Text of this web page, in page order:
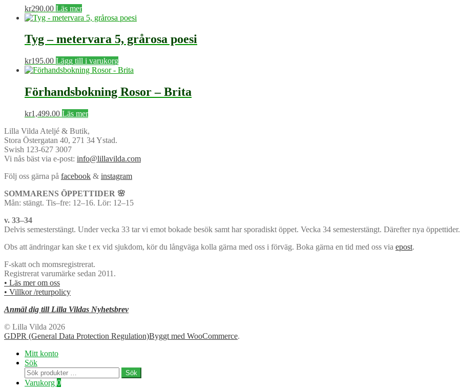
kr290.00 Läs mer
Tyg – metervara 5, grårosa poesi
kr195.00 Lägg till i varukorg
Förhandsbokning Rosor – Brita
kr1,499.00 Läs mer
Lilla Vilda Ateljé & Butik,
Stora Östergatan 40, 271 34 Ystad.
Swish 123-627 3007
Vi nås bäst via e-post: info@lillavilda.com
Följ oss gärna på facebook & instagram
SOMMARENS ÖPPETTIDER 🌸
Mån: stängt. Tis–fre: 12–16. Lör: 12–15
v. 33–34
Delvis semesterstängt. Under vecka 33 tar vi emot bokade besök samt har sporadiskt öppet. Vecka 34 semesterstängt. Därefter nya öppettider.
Obs att ändringar kan ske t ex vid sjukdom, kör du långväga kolla gärna med oss i förväg. Boka gärna en tid med oss via epost.
F-skatt och momsregistrerat.
Registrerat varumärke sedan 2011.
• Läs mer om oss
• Villkor /returpolicy
Anmäl dig till Lilla Vildas Nyhetsbrev
© Lilla Vilda 2026
GDPR (General Data Protection Regulation)Byggt med WooCommerce.
Mitt konto
Sök
Sök
efter:
Sök
Varukorg 0